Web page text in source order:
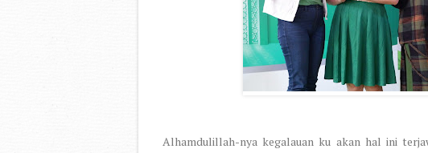
Alhamdulillah-nya kegalauan ku akan hal ini